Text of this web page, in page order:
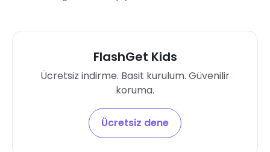
FlashGet Kids
Ücretsiz indirme. Basit kurulum. Güvenilir
koruma.
Ücretsiz dene